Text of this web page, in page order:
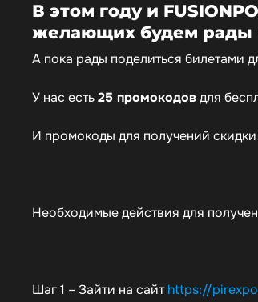
В этом году и
желающих будем рады
А пока рады поделиться билетами
У нас есть25 промокодовдля
И промокоды для получений
Необходимые действия для
Шаг 1 – Зайти на сайтhttps://